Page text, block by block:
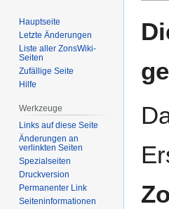
Suche
Hauptseite
Letzte Änderungen
Liste aller ZonsWiki-
Seiten
Zufällige Seite
Hilfe
Werkzeuge
Links auf diese Seite
Änderungen an
verlinkten Seiten
Spezialseiten
Druckversion
Permanenter Link
Seiten­­informationen